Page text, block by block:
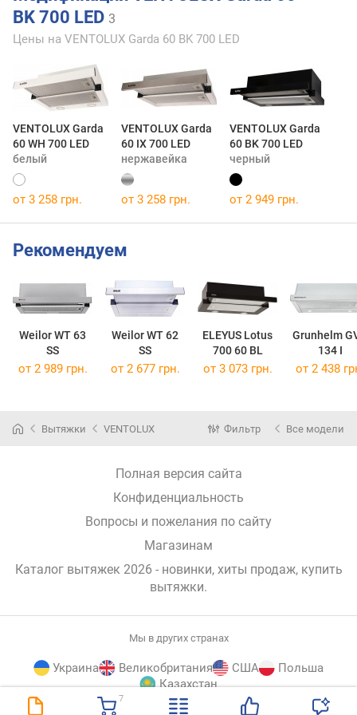
7
BK 700 LED 3
Цены на VENTOLUX Garda 60 BK 700 LED
VENTOLUX Garda
60 WH 700 LED
белый
VENTOLUX Garda
60 IX 700 LED
нержавейка
VENTOLUX Garda
60 BK 700 LED
черный
от 3 258 грн. от 3 258 грн. от 2 949 грн.
Рекомендуем
Weilor WT 63
SS
Weilor WT 62
SS
ELEYUS Lotus
700 60 BL
Grunhelm
134 I
от 2 989 грн. от 2 677 грн. от 3 073 грн. от 2 438
Вытяжки VENTOLUX Фильтр Все модели
Полная версия сайта
Конфиденциальность
Вопросы и пожелания по сайту
Магазинам
Каталог вытяжек 2026 - новинки, хиты продаж, купить
вытяжки.
Мы в других странах
Украина Великобритания США
Польша
Казахстан